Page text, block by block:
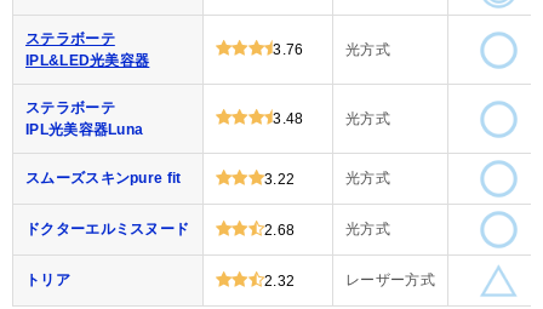
ステラボーテ
IPL&LED光美容器
3.76 光方式
ステラボーテ
IPL光美容器Luna
3.48 光方式
スムーズスキンpure fit 3.22 光方式
ドクターエルミスヌード 2.68 光方式
トリア 2.32 レーザー方式